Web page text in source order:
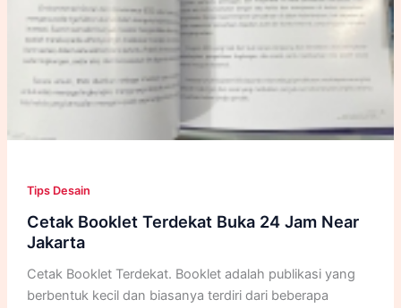
Tips Desain
Cetak Booklet Terdekat Buka 24 Jam Near
Jakarta
Cetak Booklet Terdekat. Booklet adalah publikasi yang
berbentuk kecil dan biasanya terdiri dari beberapa